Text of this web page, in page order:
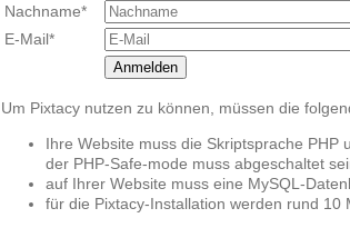
Nachname*
E-Mail*
Anmelden
Um Pixtacy nutzen zu können, müssen die
Ihre Website muss die Skriptsprache
der PHP-Safe-mode muss abgeschaltet
auf Ihrer Website muss eine MySQL-
für die Pixtacy-Installation werden rund 10